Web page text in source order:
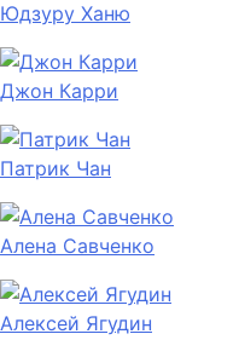
Юдзуру Ханю
Джон Карри
Патрик Чан
Алена Савченко
Алексей Ягудин